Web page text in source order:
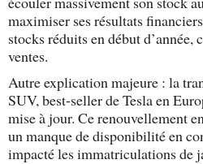
maximiser ses résultats
stocks réduits en début
ventes.
Autre explication majeure : la
SUV, best-seller de Tesla en
mise à jour. Ce renouvellement
un manque de disponibilité en
impacté les immatriculations de